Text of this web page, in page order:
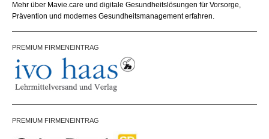
Mehr über Mavie.care und digitale Gesundheitslösungen für Vorsorge,
Prävention und modernes Gesundheitsmanagement erfahren.
PREMIUM FIRMENEINTRAG
PREMIUM FIRMENEINTRAG